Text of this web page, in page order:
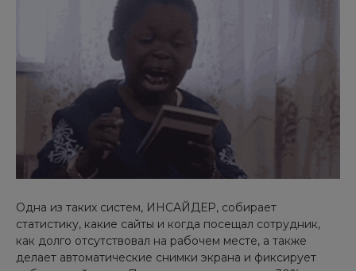
Одна из таких систем, ИНСАЙДЕР, собирает
статистику, какие сайты и когда посещал сотрудник,
как долго отсутствовал на рабочем месте, а также
делает автоматические снимки экрана и фиксирует